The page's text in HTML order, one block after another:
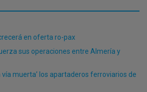
en oferta ro-pax
sus operaciones entre Almería y
vía muerta’ los apartaderos ferroviarios de